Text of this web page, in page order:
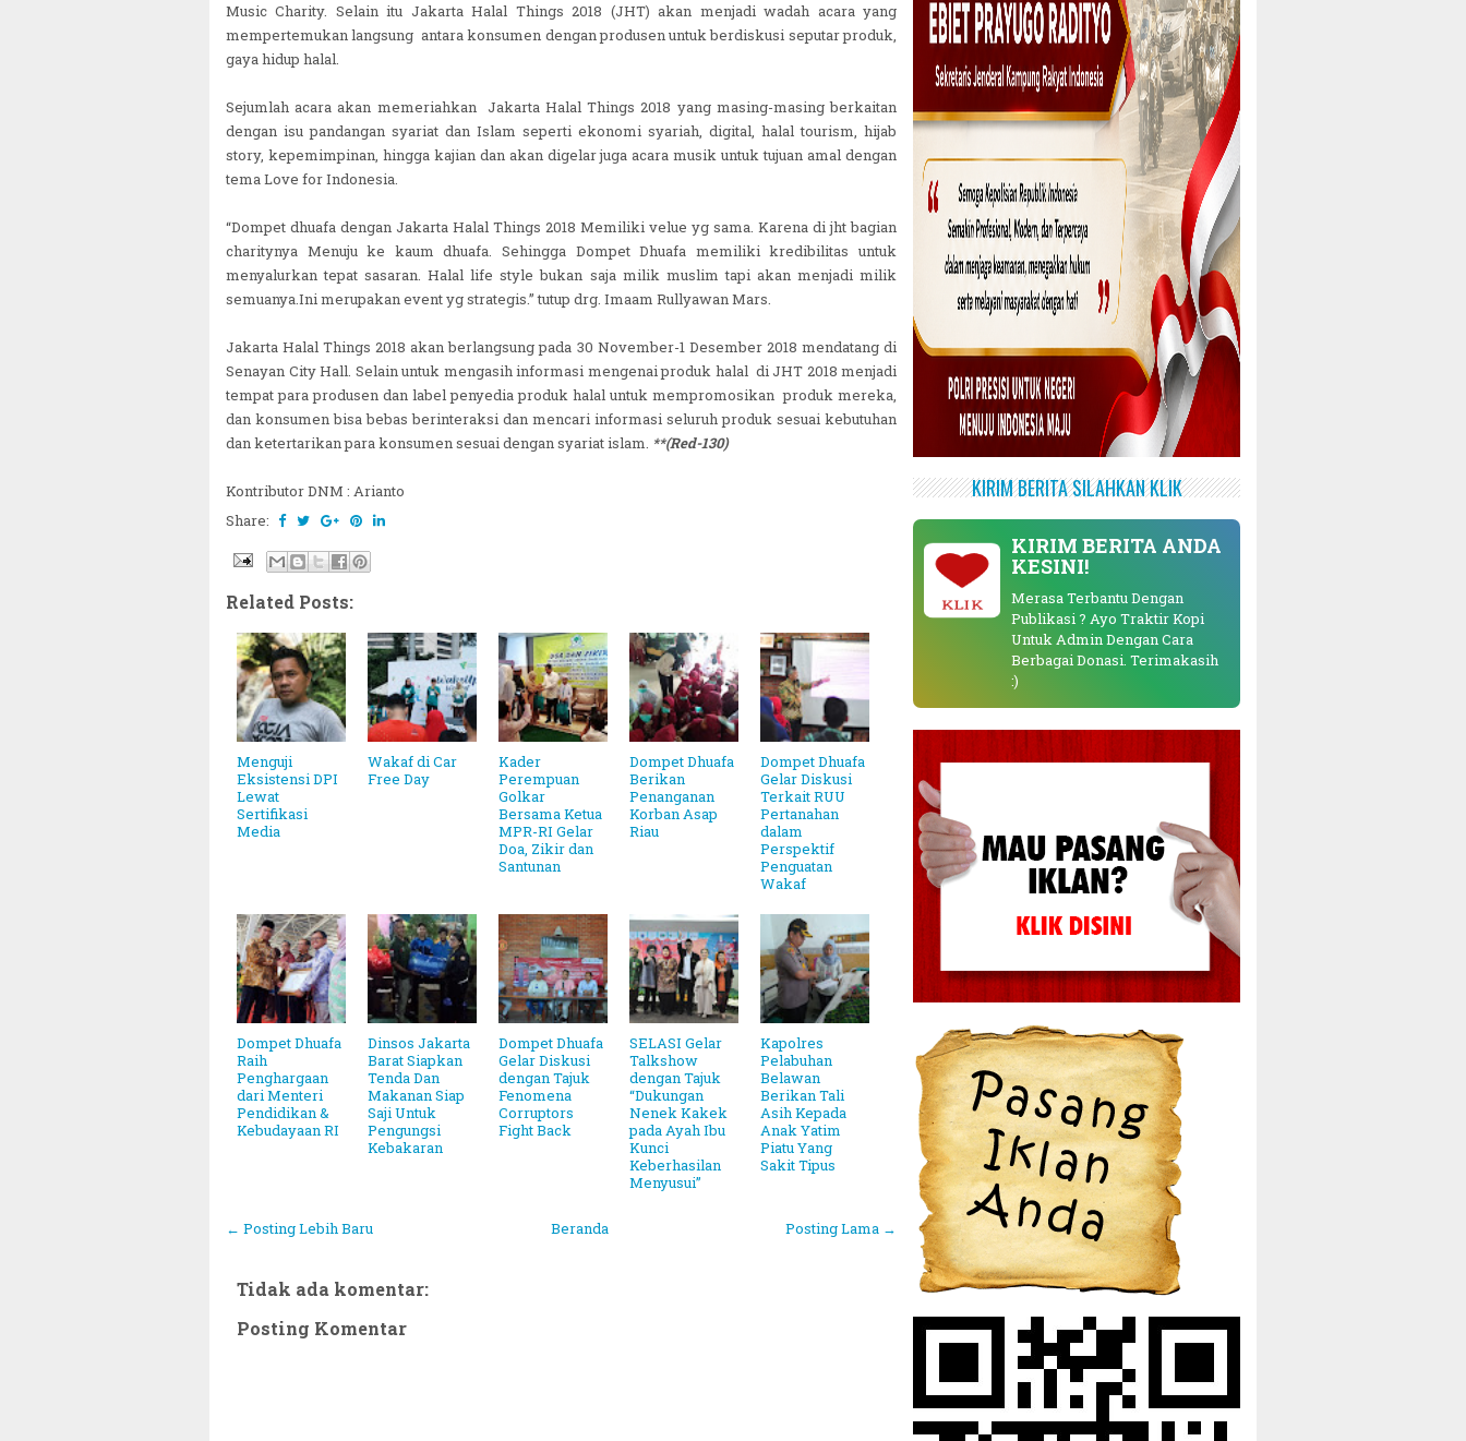
Music Charity. Selain itu Jakarta Halal Things 2018 (JHT) akan menjadi wadah acara yang
mempertemukan langsung antara konsumen dengan produsen untuk berdiskusi seputar produk,
gaya hidup halal.
Sejumlah acara akan memeriahkan Jakarta Halal Things 2018 yang masing-masing berkaitan
dengan isu pandangan syariat dan Islam seperti ekonomi syariah, digital, halal tourism, hijab
story, kepemimpinan, hingga kajian dan akan digelar juga acara musik untuk tujuan amal dengan
tema Love for Indonesia.
“Dompet dhuafa dengan Jakarta Halal Things 2018 Memiliki velue yg sama. Karena di jht bagian
charitynya Menuju ke kaum dhuafa. Sehingga Dompet Dhuafa memiliki kredibilitas untuk
menyalurkan tepat sasaran. Halal life style bukan saja milik muslim tapi akan menjadi milik
semuanya.Ini merupakan event yg strategis.” tutup drg. Imaam Rullyawan Mars.
Jakarta Halal Things 2018 akan berlangsung pada 30 November-1 Desember 2018 mendatang di
Senayan City Hall. Selain untuk mengasih informasi mengenai produk halal di JHT 2018 menjadi
tempat para produsen dan label penyedia produk halal untuk mempromosikan produk mereka,
dan konsumen bisa bebas berinteraksi dan mencari informasi seluruh produk sesuai kebutuhan
dan ketertarikan para konsumen sesuai dengan syariat islam. **(Red-130)
Kontributor DNM : Arianto
Share:
Related Posts:
Menguji
Eksistensi DPI
Lewat
Sertifikasi
Media
Wakaf di Car
Free Day
Kader
Perempuan
Golkar
Bersama Ketua
MPR-RI Gelar
Doa, Zikir dan
Santunan
Dompet Dhuafa
Berikan
Penanganan
Korban Asap
Riau
Dompet Dhuafa
Gelar Diskusi
Terkait RUU
Pertanahan
dalam
Perspektif
Penguatan
Wakaf
Dompet Dhuafa
Raih
Penghargaan
dari Menteri
Pendidikan &
Kebudayaan RI
Dinsos Jakarta
Barat Siapkan
Tenda Dan
Makanan Siap
Saji Untuk
Pengungsi
Kebakaran
Dompet Dhuafa
Gelar Diskusi
dengan Tajuk
Fenomena
Corruptors
Fight Back
SELASI Gelar
Talkshow
dengan Tajuk
“Dukungan
Nenek Kakek
pada Ayah Ibu
Kunci
Keberhasilan
Menyusui”
Kapolres
Pelabuhan
Belawan
Berikan Tali
Asih Kepada
Anak Yatim
Piatu Yang
Sakit Tipus
← Posting Lebih Baru Posting Lama →
Beranda
Tidak ada komentar:
Posting Komentar
KIRIM BERITA SILAHKAN KLIK
KLIK
KIRIM BERITA ANDA
KESINI!
Merasa Terbantu Dengan
Publikasi ? Ayo Traktir Kopi
Untuk Admin Dengan Cara
Berbagai Donasi. Terimakasih
:)